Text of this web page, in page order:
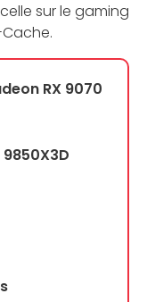
sur le gaming
RX 9070